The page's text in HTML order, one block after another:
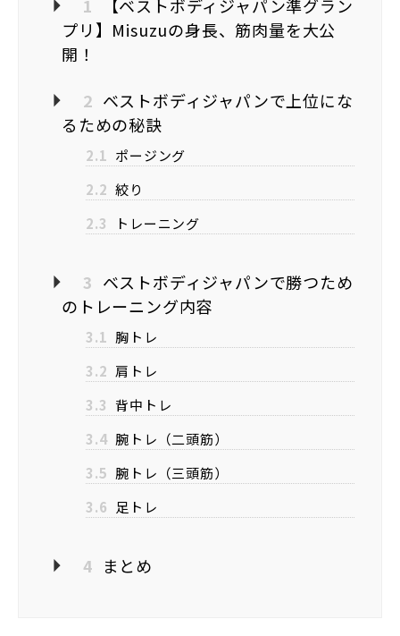
1
【ベストボディジャパン準グラン
プリ】Misuzuの身長、筋肉量を大公
開！
2 ベストボディジャパンで上位にな
るための秘訣
2.1 ポージング
2.2 絞り
2.3
トレーニング
3 ベストボディジャパンで勝つため
のトレーニング内容
3.1 胸トレ
3.2 肩トレ
3.3 背中トレ
3.4 腕トレ（二頭筋）
3.5 腕トレ（三頭筋）
3.6 足トレ
4 まとめ